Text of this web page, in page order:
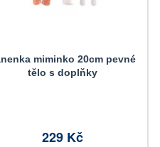
miminko 20cm pevné
tělo s doplňky
229 Kč